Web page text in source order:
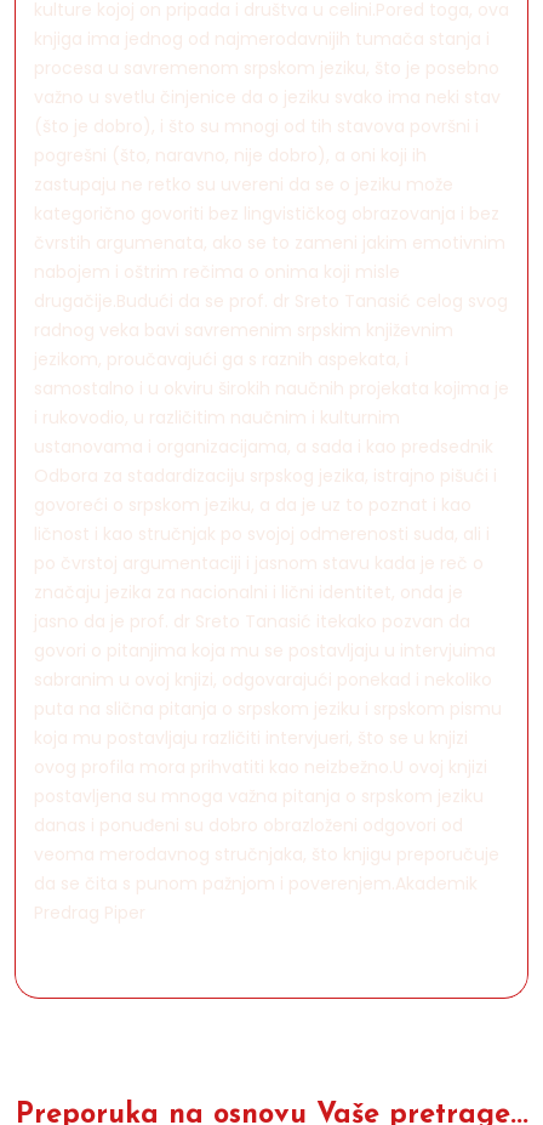
kulture kojoj on pripada i društva u celini.Pored toga, ova
knjiga ima jednog od najmerodavnijih tumača stanja i
procesa u savremenom srpskom jeziku, što je posebno
važno u svetlu činjenice da o jeziku svako ima neki stav
(što je dobro), i što su mnogi od tih stavova površni i
pogrešni (što, naravno, nije dobro), a oni koji ih
zastupaju ne retko su uvereni da se o jeziku može
kategorično govoriti bez lingvističkog obrazovanja i bez
čvrstih argumenata, ako se to zameni jakim emotivnim
nabojem i oštrim rečima o onima koji misle
drugačije.Budući da se prof. dr Sreto Tanasić celog svog
radnog veka bavi savremenim srpskim književnim
jezikom, proučavajući ga s raznih aspekata, i
samostalno i u okviru širokih naučnih projekata kojima je
i rukovodio, u različitim naučnim i kulturnim
ustanovama i organizacijama, a sada i kao predsednik
Odbora za stadardizaciju srpskog jezika, istrajno pišući i
govoreći o srpskom jeziku, a da je uz to poznat i kao
ličnost i kao stručnjak po svojoj odmerenosti suda, ali i
po čvrstoj argumentaciji i jasnom stavu kada je reč o
značaju jezika za nacionalni i lični identitet, onda je
jasno da je prof. dr Sreto Tanasić itekako pozvan da
govori o pitanjima koja mu se postavljaju u intervjuima
sabranim u ovoj knjizi, odgovarajući ponekad i nekoliko
puta na slična pitanja o srpskom jeziku i srpskom pismu
koja mu postavljaju različiti intervjueri, što se u knjizi
ovog profila mora prihvatiti kao neizbežno.U ovoj knjizi
postavljena su mnoga važna pitanja o srpskom jeziku
danas i ponuđeni su dobro obrazloženi odgovori od
veoma merodavnog stručnjaka, što knjigu preporučuje
da se čita s punom pažnjom i poverenjem.Akademik
Predrag Piper
Preporuka na osnovu Vaše pretrage...